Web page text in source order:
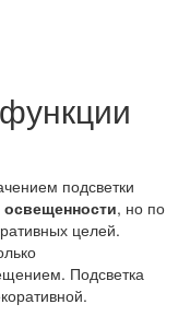
подсветки
, но по
целей.
Подсветка